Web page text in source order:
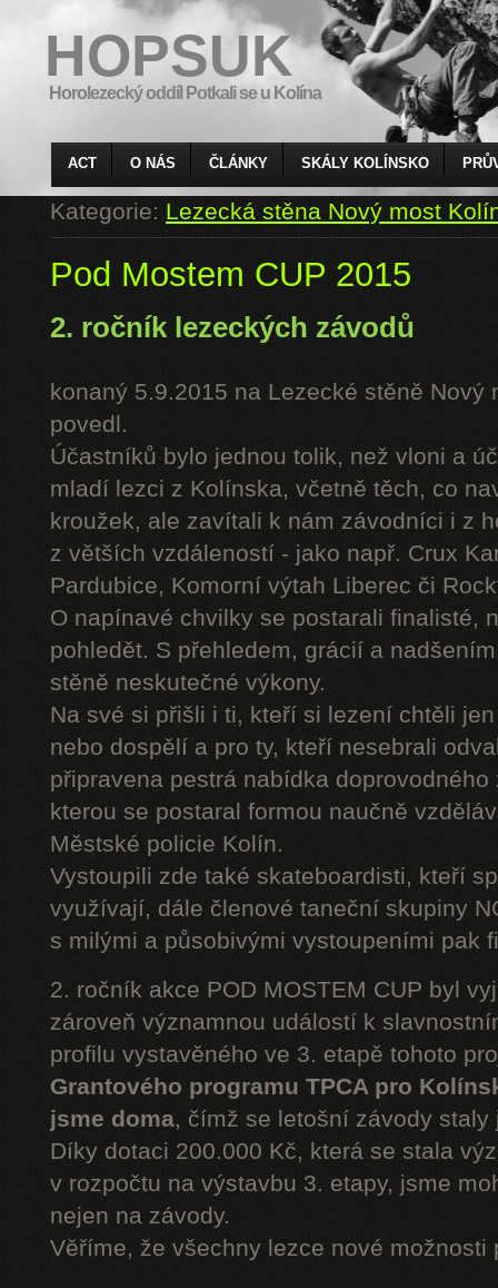
HOPSUK
Horolezecký oddíl Potkali se u Kolína
ACT O NÁS ČLÁNKY SKÁLY KOLÍNSKO
Kategorie:Lezecká stěna Nový most
Pod Mostem CUP 2015
2. ročník lezeckých závodů
konaný 5.9.2015 na Lezecké stěně Nový
povedl.
Účastníků bylo jednou tolik, než vloni a
mladí lezci z Kolínska, včetně těch, co
kroužek, ale zavítali k nám závodníci i z
z větších vzdáleností - jako např. Crux
Pardubice, Komorní výtah Liberec či
O napínavé chvilky se postarali finalisté,
pohledět. S přehledem, grácií a
stěně neskutečné výkony.
Na své si přišli i ti, kteří si lezení chtěli
nebo dospělí a pro ty, kteří nesebrali
připravena pestrá nabídka
kterou se postaral formou naučně
Městské policie Kolín.
Vystoupili zde také skateboardisti, kteří
využívají, dále členové taneční skupiny
s milými a působivými vystoupeními pak
2. ročník akce POD MOSTEM CUP byl
zároveň významnou událostí k
profilu vystavěného ve 3. etapě tohoto
Grantového programu TPCA pro
jsme doma, čímž se letošní závody
Díky dotaci 200.000 Kč, která se stala
v rozpočtu na výstavbu 3. etapy, jsme
nejen na závody.
Věříme, že všechny lezce nové možnosti